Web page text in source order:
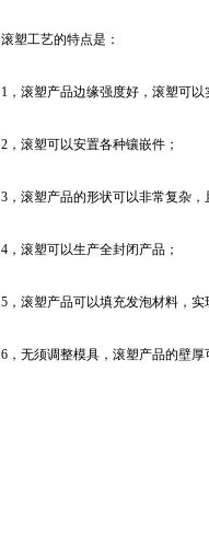
滚塑工艺的特点是：
1，滚塑产品边缘强度好，滚塑可
2，滚塑可以安置各种镶嵌件；
3，滚塑产品的形状可以非常复杂
4，滚塑可以生产全封闭产品；
5，滚塑产品可以填充发泡材料，
6，无须调整模具，滚塑产品的壁